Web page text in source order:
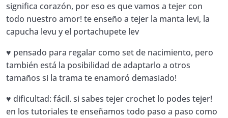
significa corazón, por eso es que vamos a tejer con
todo nuestro amor! te enseño a tejer la manta levi, la
capucha levu y el portachupete lev
♥ pensado para regalar como set de nacimiento, pero
también está la posibilidad de adaptarlo a otros
tamaños si la trama te enamoró demasiado!
♥ dificultad: fácil. si sabes tejer crochet lo podes tejer!
en los tutoriales te enseñamos todo paso a paso como